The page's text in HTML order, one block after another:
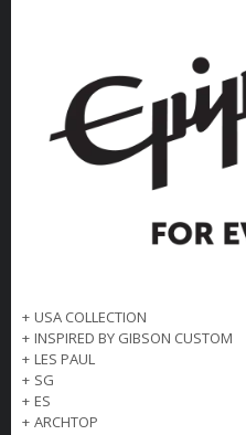
OM
OSS
KONTAKT
+ USA COLLECTION
+ INSPIRED BY GIBSON CUSTOM
+ LES PAUL
+ SG
+ ES
+ ARCHTOP